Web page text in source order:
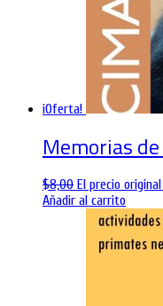
¡Oferta!
Memorias
$8,00 El precio
Añadir al carrito